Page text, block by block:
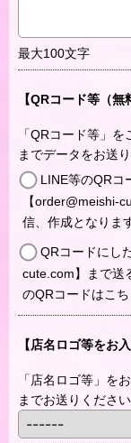
最大100文字
【QRコード等（無
「QRコード等」
までデータをお送
LINE等のQRコ
【order@meishi-
信、作成となりま
QRコードにし
cute.com】まで送
のQRコードはこ
【店名ロゴ等をお
「店名ロゴ等」を
までお送りください